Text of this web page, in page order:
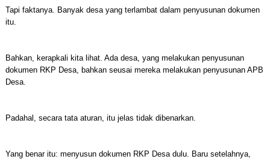
Tapi faktanya. Banyak desa yang terlambat dalam penyusunan dokumen
itu.
Bahkan, kerapkali kita lihat. Ada desa, yang melakukan penyusunan
dokumen RKP Desa, bahkan seusai mereka melakukan penyusunan APB
Desa.
Padahal, secara tata aturan, itu jelas tidak dibenarkan.
Yang benar itu: menyusun dokumen RKP Desa dulu. Baru setelahnya,